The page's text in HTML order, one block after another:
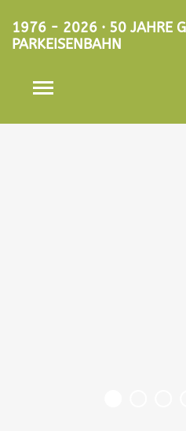
1976 - 2026 · 50 JAHRE
PARKEISENBAHN